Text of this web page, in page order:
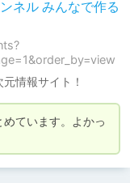
ネル みんなで作る
情報サイト！
ています。よかっ